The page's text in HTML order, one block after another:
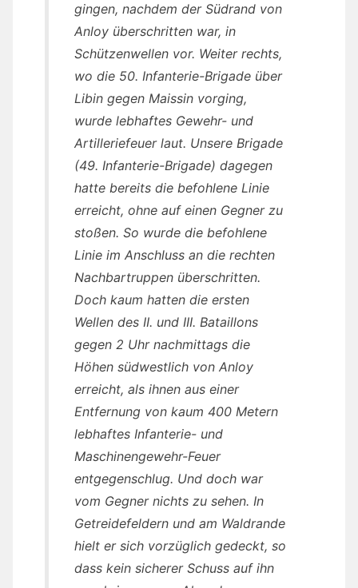
gingen, nachdem der Südrand von
Anloy überschritten war, in
Schützenwellen vor. Weiter rechts,
wo die 50. Infanterie-Brigade über
Libin gegen Maissin vorging,
wurde lebhaftes Gewehr- und
Artilleriefeuer laut. Unsere Brigade
(49. Infanterie-Brigade) dagegen
hatte bereits die befohlene Linie
erreicht, ohne auf einen Gegner zu
stoßen. So wurde die befohlene
Linie im Anschluss an die rechten
Nachbartruppen überschritten.
Doch kaum hatten die ersten
Wellen des II. und III. Bataillons
gegen 2 Uhr nachmittags die
Höhen südwestlich von Anloy
erreicht, als ihnen aus einer
Entfernung von kaum 400 Metern
lebhaftes Infanterie- und
Maschinengewehr-Feuer
entgegenschlug. Und doch war
vom Gegner nichts zu sehen. In
Getreidefeldern und am Waldrande
hielt er sich vorzüglich gedeckt, so
dass kein sicherer Schuss auf ihn